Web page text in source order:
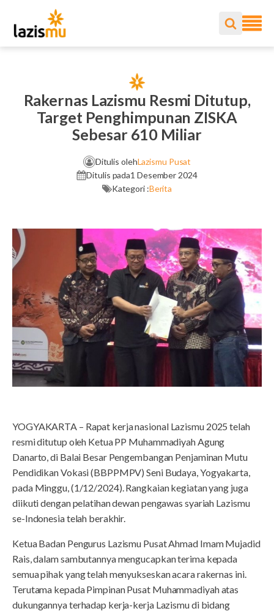
Rakernas Lazismu Resmi Ditutup,
Target Penghimpunan ZISKA
Sebesar 610 Miliar
Ditulis olehLazismu Pusat
Ditulis pada1 Desember 2024
Kategori :Berita
YOGYAKARTA – Rapat kerja nasional Lazismu 2025 telah
resmi ditutup oleh Ketua PP Muhammadiyah Agung
Danarto, di Balai Besar Pengembangan Penjaminan Mutu
Pendidikan Vokasi (BBPPMPV) Seni Budaya, Yogyakarta,
pada Minggu, (1/12/2024). Rangkaian kegiatan yang juga
diikuti dengan pelatihan dewan pengawas syariah Lazismu
se-Indonesia telah berakhir.
Ketua Badan Pengurus Lazismu Pusat Ahmad Imam Mujadid
Rais, dalam sambutannya mengucapkan terima kepada
semua pihak yang telah menyukseskan acara rakernas ini.
Terutama kepada Pimpinan Pusat Muhammadiyah atas
dukungannya terhadap kerja-kerja Lazismu di bidang